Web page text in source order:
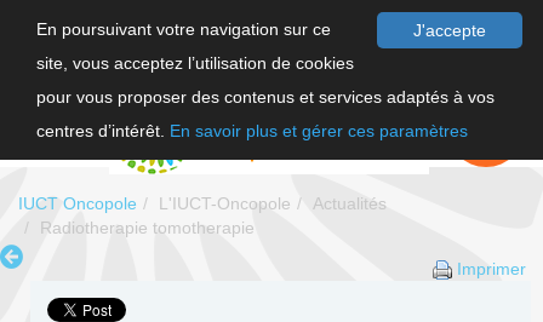
J'accepte
En poursuivant votre navigation sur ce
site, vous acceptez l’utilisation de cookies
pour vous proposer des contenus et services adaptés à vos
centres d’intérêt. En savoir plus et gérer ces paramètres
FAIRE UN
DON
IUCT Oncopole L'IUCT-Oncopole
Actualités
Radiotherapie tomotherapie
Imprimer